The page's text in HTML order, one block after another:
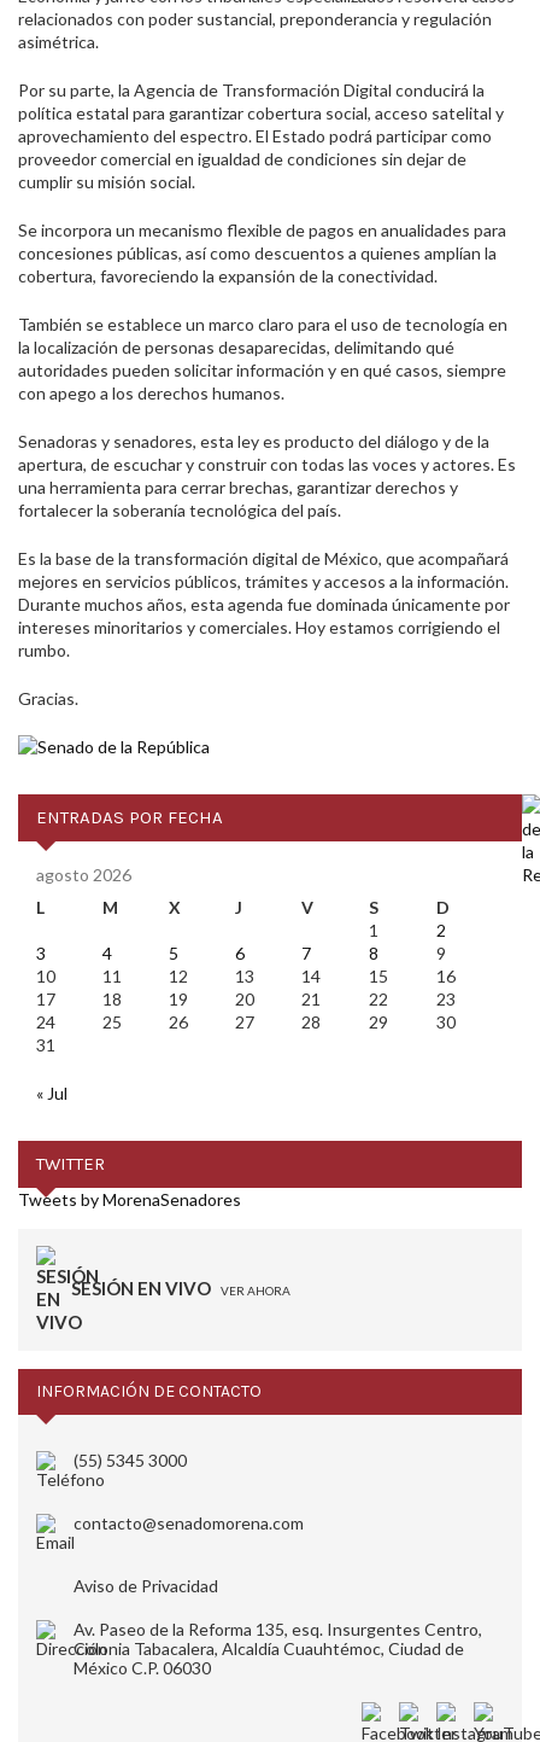
relacionados con poder sustancial, preponderancia y regulación
asimétrica.
Por su parte, la Agencia de Transformación Digital conducirá la
política estatal para garantizar cobertura social, acceso satelital y
aprovechamiento del espectro. El Estado podrá participar como
proveedor comercial en igualdad de condiciones sin dejar de
cumplir su misión social.
Se incorpora un mecanismo flexible de pagos en anualidades para
concesiones públicas, así como descuentos a quienes amplían la
cobertura, favoreciendo la expansión de la conectividad.
También se establece un marco claro para el uso de tecnología en
la localización de personas desaparecidas, delimitando qué
autoridades pueden solicitar información y en qué casos, siempre
con apego a los derechos humanos.
Senadoras y senadores, esta ley es producto del diálogo y de la
apertura, de escuchar y construir con todas las voces y actores.Es
una herramienta para cerrar brechas, garantizar derechos y
fortalecer la soberanía tecnológica del país.
Es la base de la transformación digital de México, que acompañará
mejores en servicios públicos, trámites y accesos a la información.
Durante muchos años, esta agenda fue dominada únicamente por
intereses minoritarios y comerciales. Hoy estamos corrigiendo el
rumbo.
Gracias.
ENTRADAS POR FECHA
agosto 2026
L
M X J V S
D
1
2
3
4 5 6 7 8
9
10
11 12 13 14 15
16
17
18 19 20 21 22
23
24
25 26 27 28 29
30
31
« Jul
TWITTER
Tweets by MorenaSenadores
SESIÓN EN VIVO VER AHORA
INFORMACIÓN DE CONTACTO
(55) 5345 3000
contacto@senadomorena.com
Aviso de Privacidad
Av. Paseo de la Reforma 135, esq. Insurgentes Centro,
Colonia Tabacalera, Alcaldía Cuauhtémoc, Ciudad de
México C.P. 06030